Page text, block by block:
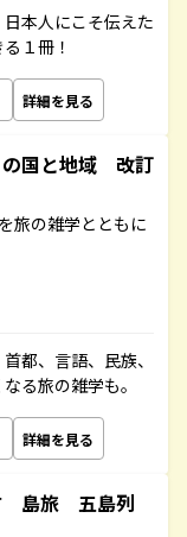
本人にこそ伝えた
１冊！
詳細を見る
国と地域 改訂
旅の雑学とともに
都、言語、民族、
る旅の雑学も。
詳細を見る
島旅 五島列